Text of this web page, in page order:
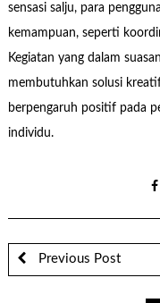
sensasi salju, para
kemampuan, seperti
Kegiatan yang dalam
membutuhkan solusi
berpengaruh positif pada
individu.
Previous Post